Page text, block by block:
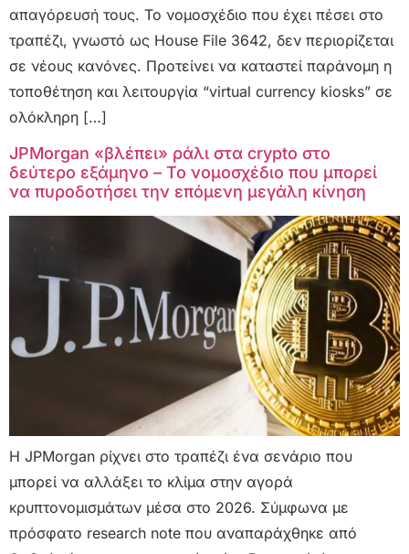
απαγόρευσή τους. Το νομοσχέδιο που έχει πέσει στο
τραπέζι, γνωστό ως House File 3642, δεν περιορίζεται
σε νέους κανόνες. Προτείνει να καταστεί παράνομη η
τοποθέτηση και λειτουργία “virtual currency kiosks” σε
ολόκληρη […]
JPMorgan «βλέπει» ράλι στα crypto στο
δεύτερο εξάμηνο – Το νομοσχέδιο που μπορεί
να πυροδοτήσει την επόμενη μεγάλη κίνηση
Η JPMorgan ρίχνει στο τραπέζι ένα σενάριο που
μπορεί να αλλάξει το κλίμα στην αγορά
κρυπτονομισμάτων μέσα στο 2026. Σύμφωνα με
πρόσφατο research note που αναπαράχθηκε από